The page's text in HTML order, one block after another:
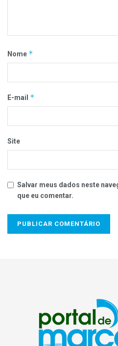
Nome *
E-mail *
Site
Salvar meus dados neste
que eu comentar.